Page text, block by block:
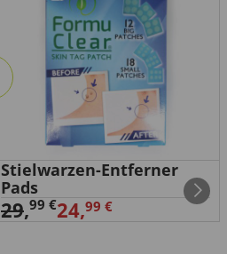
Stielwarzen-Entferner
Pads
29,99 €24,99 €